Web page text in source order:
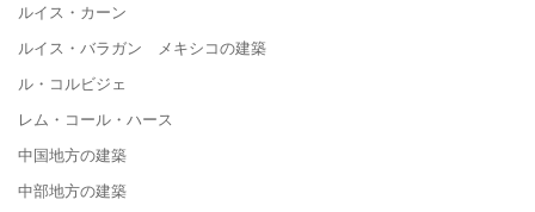
ルイス・カーン
ルイス・バラガン メキシコの建築
ル・コルビジェ
レム・コール・ハース
中国地方の建築
中部地方の建築